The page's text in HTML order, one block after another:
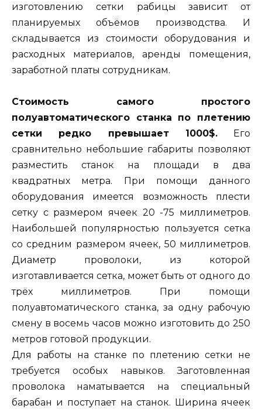
изготовлению сетки рабицы зависит от
планируемых объёмов производства. И
складывается из стоимости оборудования и
расходных материалов, аренды помещения,
заработной платы сотрудникам.
Стоимость самого простого
полуавтоматического станка по плетению
сетки редко превышает 1000$.Его
сравнительно небольшие габариты позволяют
разместить станок на площади в два
квадратных метра. При помощи данного
оборудования имеется возможность плести
сетку с размером ячеек 20 -75 миллиметров.
Наибольшей популярностью пользуется сетка
со средним размером ячеек, 50 миллиметров.
Диаметр проволоки, из которой
изготавливается сетка, может быть от одного до
трёх миллиметров. При помощи
полуавтоматического станка, за одну рабочую
смену в восемь часов можно изготовить до 250
метров готовой продукции.
Для работы на станке по плетению сетки не
требуется особых навыков. Заготовленная
проволока наматывается на специальный
барабан и поступает на станок. Ширина ячеек